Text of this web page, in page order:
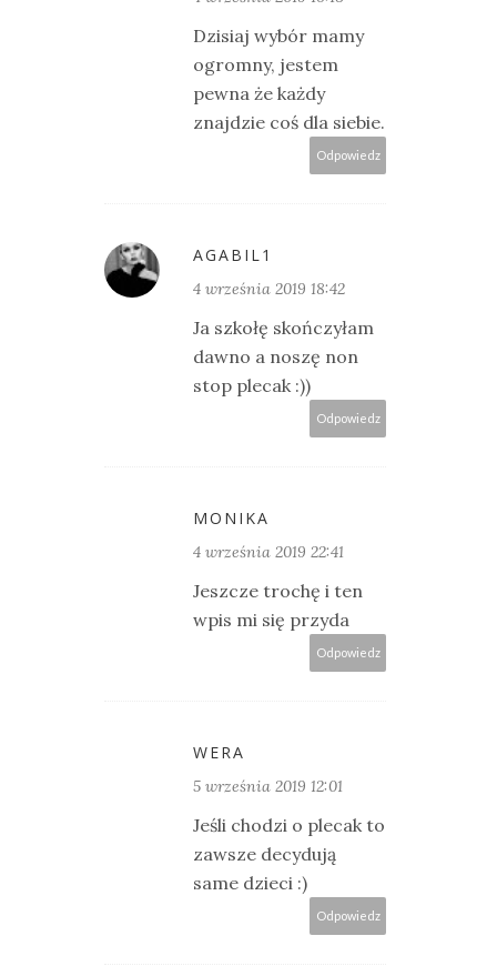
Dzisiaj wybór mamy
ogromny, jestem
pewna że każdy
znajdzie coś dla siebie.
Odpowiedz
AGABIL1
4 września 2019 18:42
Ja szkołę skończyłam
dawno a noszę non
stop plecak :))
Odpowiedz
MONIKA
4 września 2019 22:41
Jeszcze trochę i ten
wpis mi się przyda
Odpowiedz
WERA
5 września 2019 12:01
Jeśli chodzi o plecak to
zawsze decydują
same dzieci :)
Odpowiedz